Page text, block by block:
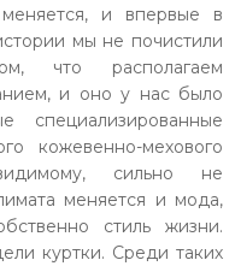
и впервые в
мы не почистили
что располагаем
и оно у нас было
кожевенно-мехового
сильно не
меняется и мода,
стиль жизни.
куртки. Среди таких